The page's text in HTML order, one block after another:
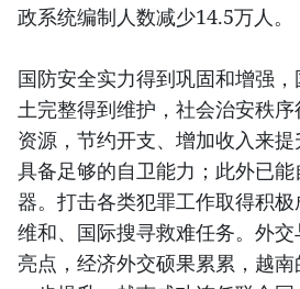
政系统编制人数减少14.5万人。
国防安全实力得到巩固和增强
土完整得到维护，社会治安秩
资源，节约开支、增加收入来提
具备足够的自卫能力；此外已
器。打击各类犯罪工作取得积
维和、国际搜寻救难任务。外
亮点，经济外交硕果累累，越